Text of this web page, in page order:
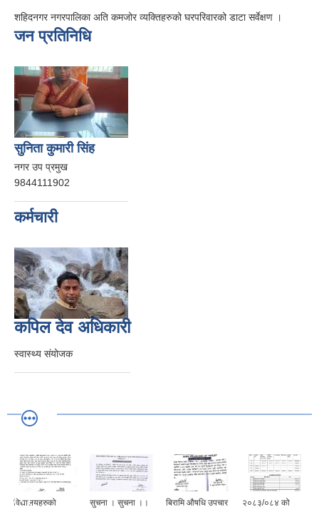
शहिदनगर नगरपालिका अति कमजोर व्यक्तिहरुको घरपरिवारको डाटा सर्वेक्षण ।
जन प्रतिनिधि
सुनिता कुमारी सिंह
नगर उप प्रमुख
9844111902
कर्मचारी
कपिल देव अधिकारी
स्वास्थ्य संयोजक
विद्यालयहरुको सुचना । सुचना ।। बिरामि औषधि उपचार २०८३/०८४ को